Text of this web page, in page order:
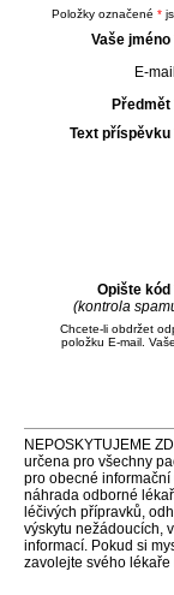
Položky označené *
Vaše jméno
E-
Předmět
Text příspěvku
Opište kód
(kontrola
Chcete-li obdržet
položku E-mail.
NEPOSKYTUJEME
určena pro všechny
pro obecné
náhrada odborné
léčivých přípravků,
výskytu nežádoucích,
informací. Pokud si
zavolejte svého